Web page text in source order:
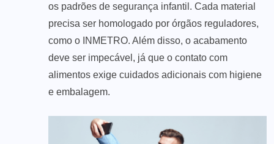
os padrões de segurança infantil. Cada material
precisa ser homologado por órgãos reguladores,
como o INMETRO. Além disso, o acabamento
deve ser impecável, já que o contato com
alimentos exige cuidados adicionais com higiene
e embalagem.